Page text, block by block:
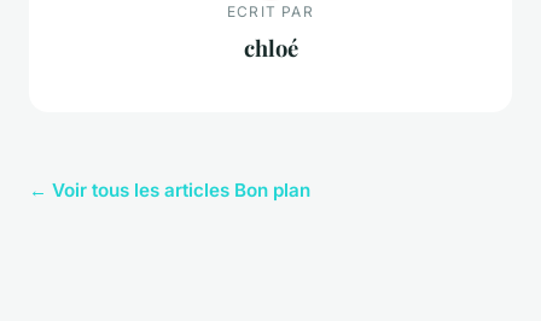
ECRIT PAR
chloé
← Voir tous les articles Bon plan